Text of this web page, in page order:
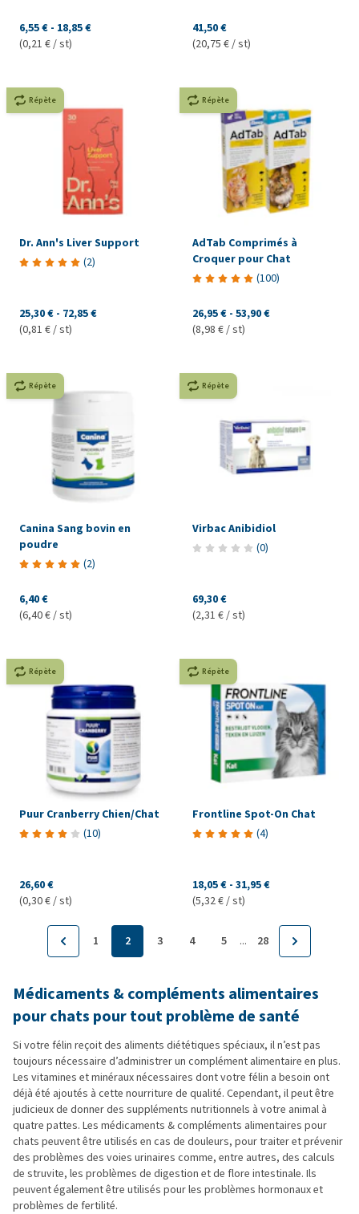
6,55 € - 18,85 €
(0,21 € / st)
41,50 €
(20,75 € / st)
Répète
Dr. Ann's Liver Support
(2)
25,30 € - 72,85 €
(0,81 € / st)
Répète
AdTab Comprimés à
Croquer pour Chat
(100)
26,95 € - 53,90 €
(8,98 € / st)
Répète
Canina Sang bovin en
poudre
(2)
6,40 €
(6,40 € / st)
Répète
Virbac Anibidiol
(0)
69,30 €
(2,31 € / st)
Répète
Puur Cranberry Chien/Chat
(10)
26,60 €
(0,30 € / st)
Répète
Frontline Spot-On Chat
(4)
18,05 € - 31,95 €
(5,32 € / st)
1 2 3 4 5 ... 28
Médicaments & compléments alimentaires
pour chats pour tout problème de santé
Si votre félin reçoit des aliments diététiques spéciaux, il n’est pas
toujours nécessaire d’administrer un complément alimentaire en plus.
Les vitamines et minéraux nécessaires dont votre félin a besoin ont
déjà été ajoutés à cette nourriture de qualité. Cependant, il peut être
judicieux de donner des suppléments nutritionnels à votre animal à
quatre pattes. Les médicaments & compléments alimentaires pour
chats peuvent être utilisés en cas de douleurs, pour traiter et prévenir
des problèmes des voies urinaires comme, entre autres, des calculs
de struvite, les problèmes de digestion et de flore intestinale. Ils
peuvent également être utilisés pour les problèmes hormonaux et
problèmes de fertilité.